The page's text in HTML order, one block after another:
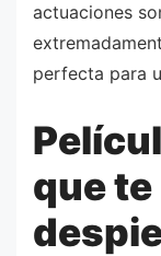
actuaciones
perfecta para
que